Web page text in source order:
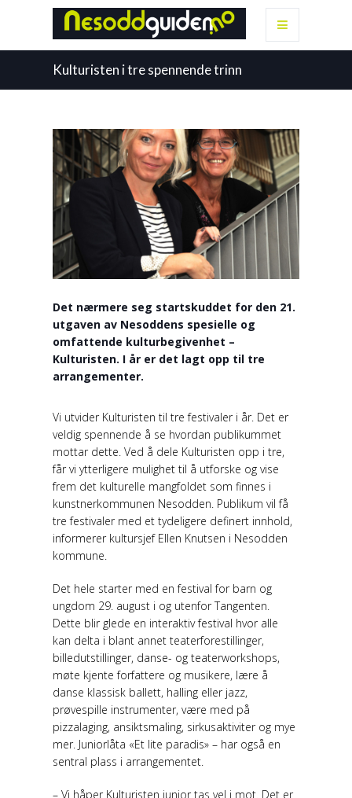
Kulturisten i tre spennende trinn
Det nærmere seg startskuddet for den 21.
utgaven av Nesoddens spesielle og
omfattende kulturbegivenhet –
Kulturisten. I år er det lagt opp til tre
arrangementer.
Vi utvider Kulturisten til tre festivaler i år. Det er
veldig spennende å se hvordan publikummet
mottar dette. Ved å dele Kulturisten opp i tre,
får vi ytterligere mulighet til å utforske og vise
frem det kulturelle mangfoldet som finnes i
kunstnerkommunen Nesodden. Publikum vil få
tre festivaler med et tydeligere definert innhold,
informerer kultursjef Ellen Knutsen i Nesodden
kommune.
Det hele starter med en festival for barn og
ungdom 29. august i og utenfor Tangenten.
Dette blir glede en interaktiv festival hvor alle
kan delta i blant annet teaterforestillinger,
billedutstillinger, danse- og teaterworkshops,
møte kjente forfattere og musikere, lære å
danse klassisk ballett, halling eller jazz,
prøvespille instrumenter, være med på
pizzalaging, ansiktsmaling, sirkusaktiviter og mye
mer. Juniorlåta «Et lite paradis» – har også en
sentral plass i arrangementet.
– Vi håper Kulturisten junior tas vel i mot. Det er